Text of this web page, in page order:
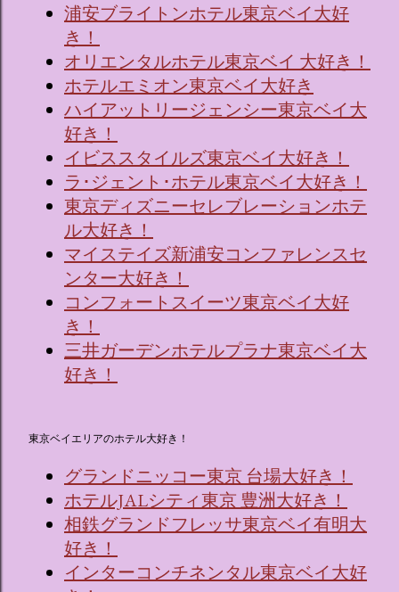
浦安ブライトンホテル東京ベイ大好
き！
オリエンタルホテル東京ベイ 大好き！
ホテルエミオン東京ベイ大好き
ハイアットリージェンシー東京ベイ大
好き！
イビススタイルズ東京ベイ大好き！
ラ･ジェント･ホテル東京ベイ大好き！
東京ディズニーセレブレーションホテ
ル大好き！
マイステイズ新浦安コンファレンスセ
ンター大好き！
コンフォートスイーツ東京ベイ大好
き！
三井ガーデンホテルプラナ東京ベイ大
好き！
東京ベイエリアのホテル大好き！
グランドニッコー東京 台場大好き！
ホテルJALシティ東京 豊洲大好き！
相鉄グランドフレッサ東京ベイ有明大
好き！
インターコンチネンタル東京ベイ大好